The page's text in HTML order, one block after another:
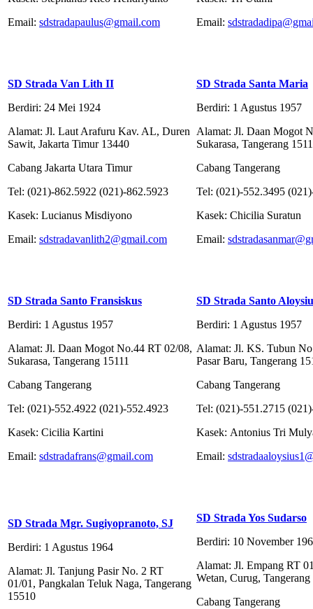
Email: sdstradapaulus@gmail.com
Email:
SD Strada Van Lith II
Berdiri: 24 Mei 1924
Alamat: Jl. Laut Arafuru Kav. AL, Duren
Sawit, Jakarta Timur 13440
Cabang Jakarta Utara Timur
Tel: (021)-862.5922 (021)-862.5923
Kasek: Lucianus Misdiyono
Email: sdstradavanlith2@gmail.com
SD Strada Santa Maria
Berdiri: 1 Agustus 1957
Alamat: Jl. Daan Mogot
Sukarasa, Tangerang
Cabang Tangerang
Tel: (021)-552.3495
Kasek: Chicilia Suratun
Email:
SD Strada Santo Fransiskus
Berdiri: 1 Agustus 1957
Alamat: Jl. Daan Mogot No.44 RT 02/08,
Sukarasa, Tangerang 15111
Cabang Tangerang
Tel: (021)-552.4922 (021)-552.4923
Kasek: Cicilia Kartini
Email: sdstradafrans@gmail.com
SD Strada Santo
Berdiri: 1 Agustus 1957
Alamat: Jl. KS. Tubun
Pasar Baru, Tangerang
Cabang Tangerang
Tel: (021)-551.2715
Kasek: Antonius Tri
Email:
SD Strada Mgr. Sugiyopranoto, SJ
Berdiri: 1 Agustus 1964
Alamat: Jl. Tanjung Pasir No. 2 RT
01/01, Pangkalan Teluk Naga, Tangerang
15510
SD Strada Yos Sudarso
Berdiri: 10 November
Alamat: Jl. Empang RT
Wetan, Curug,
Cabang Tangerang